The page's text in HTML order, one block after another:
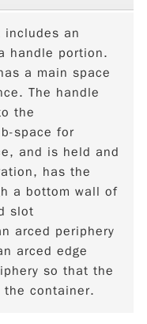
includes an
handle portion.
a main space
The handle
the
space for
and is held and
has the
a bottom wall of
slot
arced periphery
arced edge
so that the
the container.